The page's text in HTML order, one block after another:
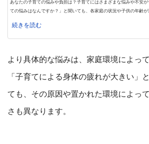
あなたの子育ての悩みや負担は？子育てにはさまざまな悩みや不安
ての悩みはなんですか？」と聞いても、各家庭の状況や子供の年齢が
続きを読む
より具体的な悩みは、家庭環境によっ
「子育てによる身体の疲れが大きい」
ても、その原因や置かれた環境によっ
さも異なります。